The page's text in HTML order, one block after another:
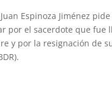
Espinoza Jiménez
por el sacerdote que fue
y por la resignación de